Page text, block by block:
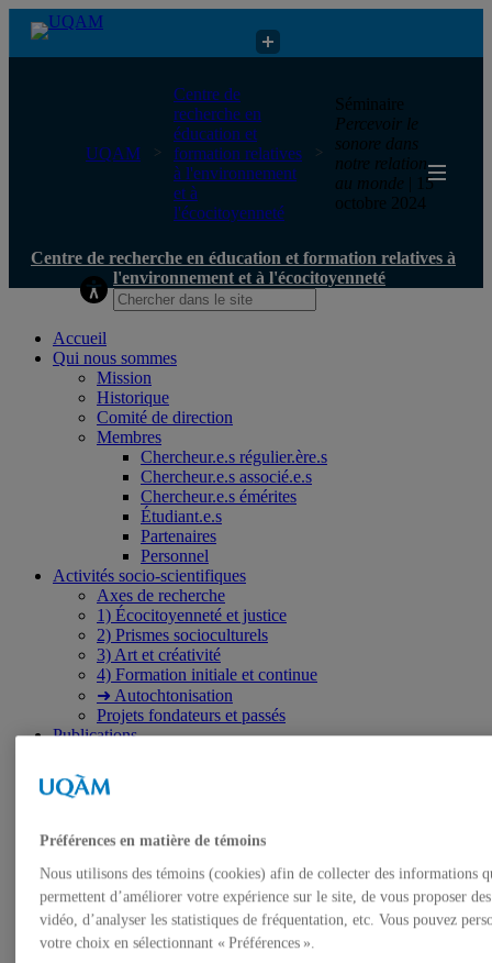
Centre de recherche en éducation et formation relatives à
l'environnement et à l'écocitoyenneté
UQAM
Centre de
recherche en
éducation et
formation relatives
à l'environnement
et à
l'écocitoyenneté
Séminaire
Percevoir le
sonore dans
notre relation
au monde | 15
octobre 2024
Centre de recherche en éducation et formation relatives à
l'environnement et à l'écocitoyenneté
Accueil
Qui nous sommes
Mission
Historique
Comité de direction
Membres
Chercheur.e.s régulier.ère.s
Chercheur.e.s associé.e.s
Chercheur.e.s émérites
Étudiant.e.s
Partenaires
Personnel
Activités socio-scientifiques
Axes de recherche
1) Écocitoyenneté et justice
2) Prismes socioculturels
3) Art et créativité
4) Formation initiale et continue
➜ Autochtonisation
Projets fondateurs et passés
Publications
Publications des membres
Publications du Centr’ERE
Formation
Place aux étudiant.e.s
Ressources en ERE
Engagement écosocial
Vers une Stratégie québécoise
Contributions aux débats publics
Préférences en matière de témoins
Nous utilisons des témoins (cookies) afin de collecter des informations
permettent d’améliorer votre expérience sur le site, de vous proposer
vidéo, d’analyser les statistiques de fréquentation, etc. Vous pouvez
votre choix en sélectionnant « Préférences ».